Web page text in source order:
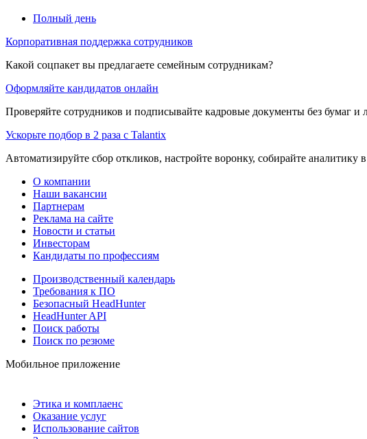
Полный день
Корпоративная поддержка сотрудников
Какой соцпакет вы предлагаете семейным сотрудникам?
Оформляйте кандидатов онлайн
Проверяйте сотрудников и подписывайте кадровые документы без бумаг и
Ускорьте подбор в 2 раза с Talantix
Автоматизируйте сбор откликов, настройте воронку, собирайте аналитику
О компании
Наши вакансии
Партнерам
Реклама на сайте
Новости и статьи
Инвесторам
Кандидаты по профессиям
Производственный календарь
Требования к ПО
Безопасный HeadHunter
HeadHunter API
Поиск работы
Поиск по резюме
Мобильное приложение
Этика и комплаенс
Оказание услуг
Использование сайтов